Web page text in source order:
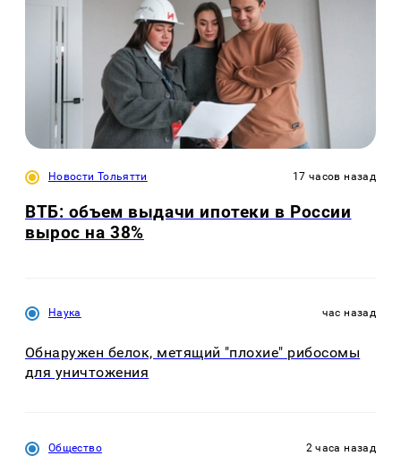
Новости Тольятти 17 часов назад
ВТБ: объем выдачи ипотеки в России
вырос на 38%
Наука час назад
Обнаружен белок, метящий "плохие" рибосомы
для уничтожения
Общество 2 часа назад